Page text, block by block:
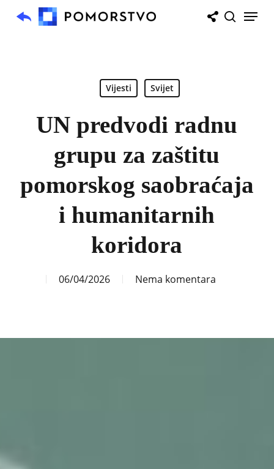
Menu
Vijesti Svijet
UN predvodi radnu
grupu za zaštitu
pomorskog saobraćaja
i humanitarnih
koridora
06/04/2026 Nema komentara